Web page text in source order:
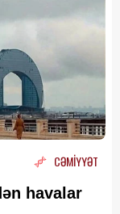
CƏMİYYƏT
havalar